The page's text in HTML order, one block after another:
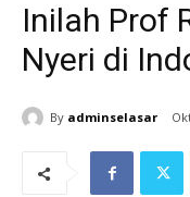
Inilah Prof
Nyeri di
By adminselasar